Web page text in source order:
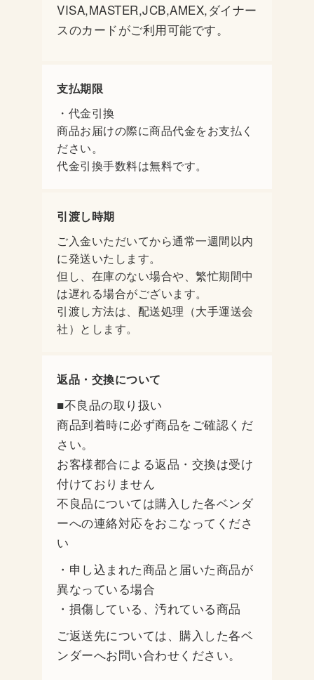
VISA,MASTER,JCB,AMEX,ダイナー
スのカードがご利用可能です。
支払期限
・代金引換
商品お届けの際に商品代金をお支払く
ださい。
代金引換手数料は無料です。
引渡し時期
ご入金いただいてから通常一週間以内
に発送いたします。
但し、在庫のない場合や、繁忙期間中
は遅れる場合がございます。
引渡し方法は、配送処理（大手運送会
社）とします。
返品・交換について
■不良品の取り扱い
商品到着時に必ず商品をご確認くだ
さい。
お客様都合による返品・交換は受け
付けておりません
不良品については購入した各ベンダ
ーへの連絡対応をおこなってくださ
い
・申し込まれた商品と届いた商品が
異なっている場合
・損傷している、汚れている商品
ご返送先については、購入した各ベ
ンダーへお問い合わせください。